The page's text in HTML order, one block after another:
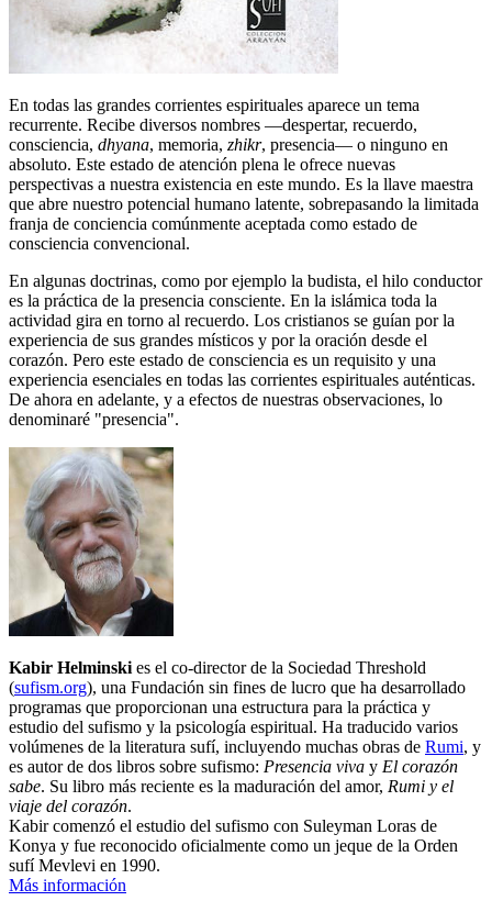
En todas las grandes corrientes espirituales aparece un tema
recurrente. Recibe diversos nombres ―despertar, recuerdo,
consciencia, dhyana, memoria, zhikr, presencia― o ninguno en
absoluto. Este estado de atención plena le ofrece nuevas
perspectivas a nuestra existencia en este mundo. Es la llave maestra
que abre nuestro potencial humano latente, sobrepasando la limitada
franja de conciencia comúnmente aceptada como estado de
consciencia convencional.
En algunas doctrinas, como por ejemplo la budista, el hilo conductor
es la práctica de la presencia consciente. En la islámica toda la
actividad gira en torno al recuerdo. Los cristianos se guían por la
experiencia de sus grandes místicos y por la oración desde el
corazón. Pero este estado de consciencia es un requisito y una
experiencia esenciales en todas las corrientes espirituales auténticas.
De ahora en adelante, y a efectos de nuestras observaciones, lo
denominaré "presencia".
Kabir Helminski es el co-director de la Sociedad Threshold
(sufism.org), una Fundación sin fines de lucro que ha desarrollado
programas que proporcionan una estructura para la práctica y
estudio del sufismo y la psicología espiritual. Ha traducido varios
volúmenes de la literatura sufí, incluyendo muchas obras de Rumi, y
es autor de dos libros sobre sufismo: Presencia viva y El corazón
sabe. Su libro más reciente es la maduración del amor, Rumi y el
viaje del corazón.
Kabir comenzó el estudio del sufismo con Suleyman Loras de
Konya y fue reconocido oficialmente como un jeque de la Orden
sufí Mevlevi en 1990.
Más información